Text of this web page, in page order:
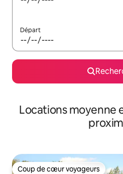
Départ
Locations moyenne
Coup de cœur voyageurs